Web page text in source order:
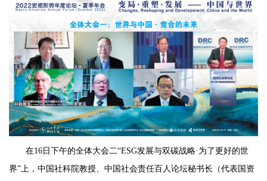
在16日下午的全体大会二“ESG发展与双碳战略·为了更好的世
界”上，中国社科院教授、中国社会责任百人论坛秘书长（代表国资